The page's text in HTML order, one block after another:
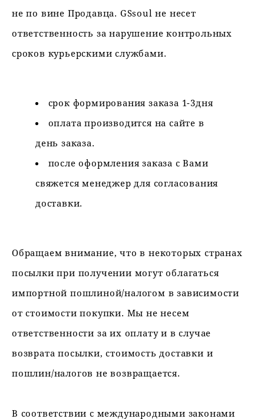
не по вине Продавца. GSsoul не несет
ответственность за нарушение контрольных
сроков курьерскими службами.
срок формирования заказа 1-3дня
оплата производится на сайте в
день заказа.
после оформления заказа с Вами
свяжется менеджер для согласования
доставки.
Обращаем внимание, что в некоторых странах
посылки при получении могут облагаться
импортной пошлиной/налогом в зависимости
от стоимости покупки. Мы не несем
ответственности за их оплату и в случае
возврата посылки, стоимость доставки и
пошлин/налогов не возвращается.
В соответствии с международными законами